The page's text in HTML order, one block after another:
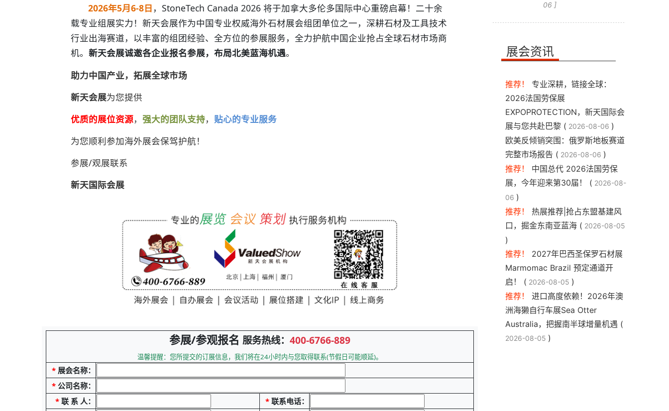
2026年5月6-8日 ，StoneTech Canada 2026 将于加拿大多伦多国际中心重磅启幕！二十余
载专业组展实力！新天会展作为中国专业权威海外石材展会组团单位之一，深耕石材及工具技术
行业出海赛道，以丰富的组团经验、全方位的参展服务，全力护航中国企业抢占全球石材市场商
机。 新天会展诚邀各企业报名参展，布局北美蓝海机遇。
助力中国产业，拓展全球市场
新天会展为您提供
优质的展位资源， 强大的团队支持， 贴心的专业服务
为您顺利参加海外展会保驾护航！
参展/观展联系
新天国际会展
参展/参观报名 服务热线： 400-6766-889
温馨提醒：您所提交的订展信息，我们将在24小时内与您取得联系(节假日可能顺延)。
* 展会名称：
* 公司名称：
* 联 系 人： * 联系电话：
06 ]
展会资讯
推荐！
专业深耕，链接全球：
2026法国劳保展
EXPOPROTECTION，新天国际会
展与您共赴巴黎 ( 2026-08-06 )
​欧美反倾销突围：俄罗斯地板赛道
完整市场报告 ( 2026-08-06 )
推荐！
中国总代 2026法国劳保
展，今年迎来第30届！ ( 2026-08-
06 )
推荐！
热展推荐|抢占东盟基建风
口，掘金东南亚蓝海 ( 2026-08-05
)
推荐！
2027年巴西圣保罗石材展
Marmomac Brazil 预定通道开
启！ ( 2026-08-05 )
推荐！
进口高度依赖！2026年澳
洲海獭自行车展Sea Otter
Australia，把握南半球增量机遇 (
2026-08-05 )